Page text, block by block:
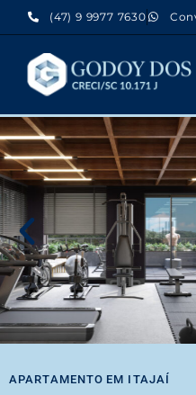
(47) 9 9977 7630
APARTAMENTO EM ITAJAÍ